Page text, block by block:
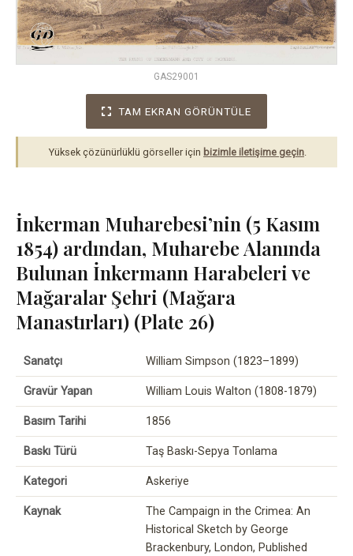
GAS29001
TAM EKRAN GÖRÜNTÜLE
Yüksek çözünürlüklü görseller için bizimle iletişime geçin.
İnkerman Muharebesi’nin (5 Kasım
1854) ardından, Muharebe Alanında
Bulunan İnkermann Harabeleri ve
Mağaralar Şehri (Mağara
Manastırları) (Plate 26)
Sanatçı William Simpson (1823–1899)
Gravür Yapan William Louis Walton (1808-1879)
Basım Tarihi 1856
Baskı Türü Taş Baskı-Sepya Tonlama
Kategori Askeriye
Kaynak
The Campaign in the Crimea: An
Historical Sketch by George
Brackenbury, London, Published